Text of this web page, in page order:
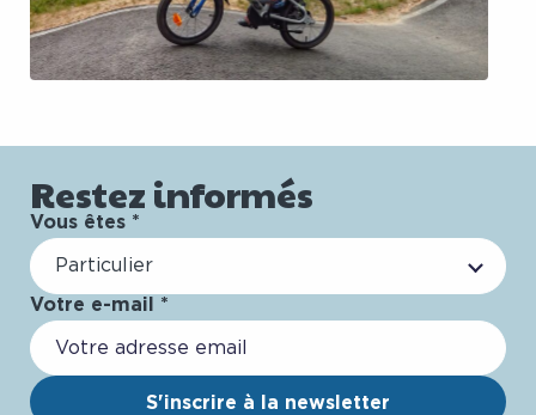
Restez informés
Vous êtes *
Particulier
Votre e-mail *
S'inscrire à la newsletter